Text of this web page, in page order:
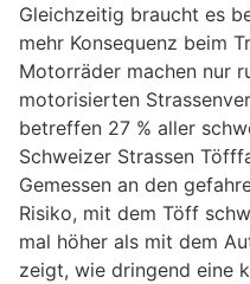
Gleichzeitig braucht es
mehr Konsequenz beim
Motorräder machen nur
motorisierten
betreffen 27 % aller
Schweizer Strassen
Gemessen an den
Risiko, mit dem Töff
mal höher als mit dem
zeigt, wie dringend eine